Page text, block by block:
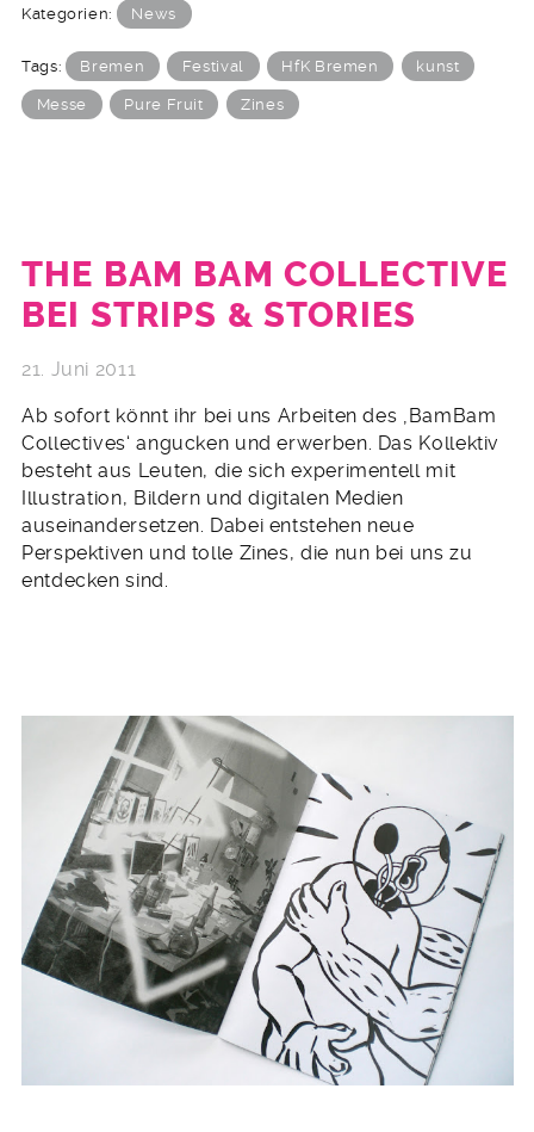
Kategorien: News
Tags: Bremen Festival HfK Bremen kunst
Messe Pure Fruit Zines
THE BAM BAM COLLECTIVE
BEI STRIPS & STORIES
21. Juni 2011
Ab sofort könnt ihr bei uns Arbeiten des ‚BamBam
Collectives‘ angucken und erwerben. Das Kollektiv
besteht aus Leuten, die sich experimentell mit
Illustration, Bildern und digitalen Medien
auseinandersetzen. Dabei entstehen neue
Perspektiven und tolle Zines, die nun bei uns zu
entdecken sind.